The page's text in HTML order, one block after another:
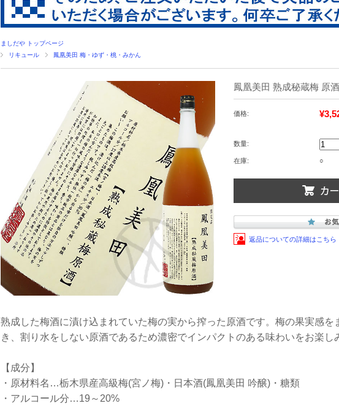
ましだや トップページ
リキュール
鳳凰美田 梅・ゆず・桃・みかん
鳳凰美田 熟成秘蔵梅 原
価格:
数量:
在庫: ○
返品についての詳細はこちら
熟成した梅酒に漬け込まれていた梅の実から搾った原酒です。梅の果実感を
き、割り水をしない原酒であるため濃密でインパクトのある味わいをお楽し
【成分】
・原材料名…栃木県産高級梅(宮ノ梅)・日本酒(鳳凰美田 吟醸)・糖類
・アルコール分…19～20%